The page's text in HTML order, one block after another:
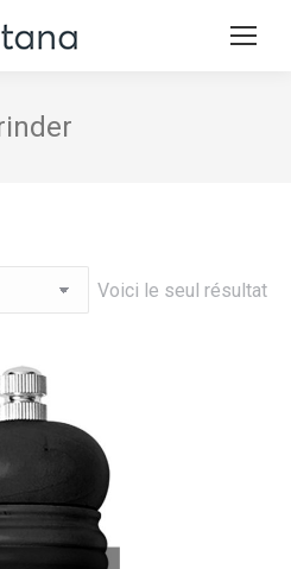
Voici le seul résultat